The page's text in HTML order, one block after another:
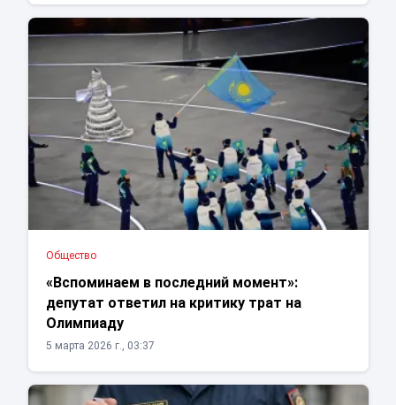
Общество
«Вспоминаем в последний момент»:
депутат ответил на критику трат на
Олимпиаду
5 марта 2026 г., 03:37